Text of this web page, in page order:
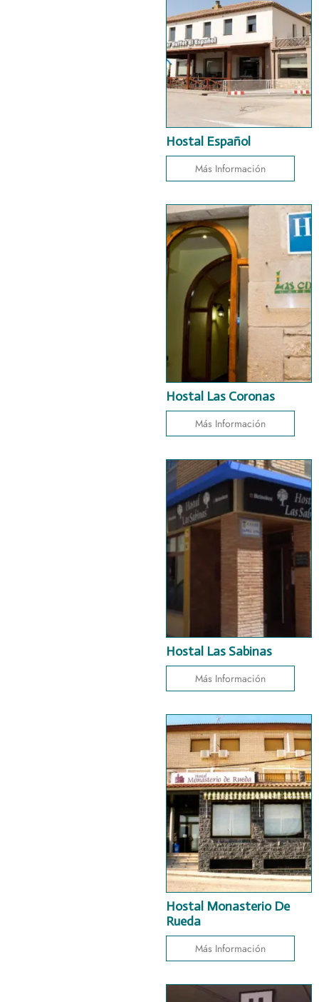
Hostal Español
Más Información
Hostal Las Coronas
Más Información
Hostal Las Sabinas
Más Información
Hostal Monasterio De
Rueda
Más Información